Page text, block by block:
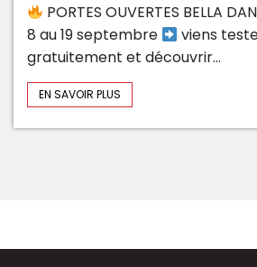
PORTES OUVERTES BELLA
8 au 19 septembre
viens
gratuitement et découvrir...
EN SAVOIR PLUS